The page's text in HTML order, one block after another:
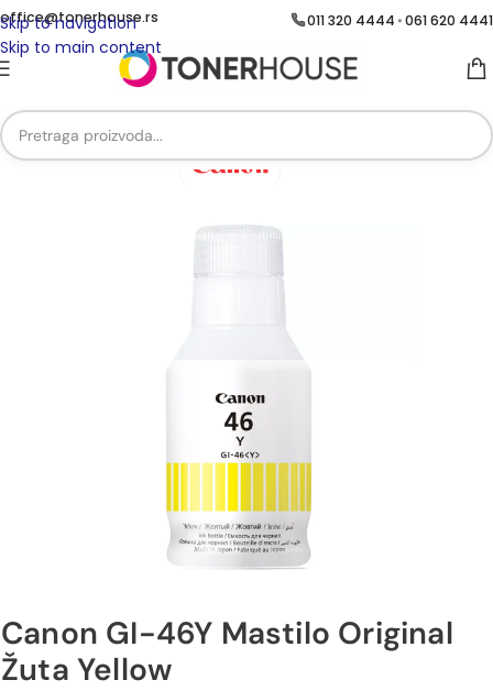
Skip to navigation
Skip to main content
office@tonerhouse.rs 011 320 4444 •061 620 4441
Početna
Canon GI-46Y Mastilo Original
Žuta Yellow